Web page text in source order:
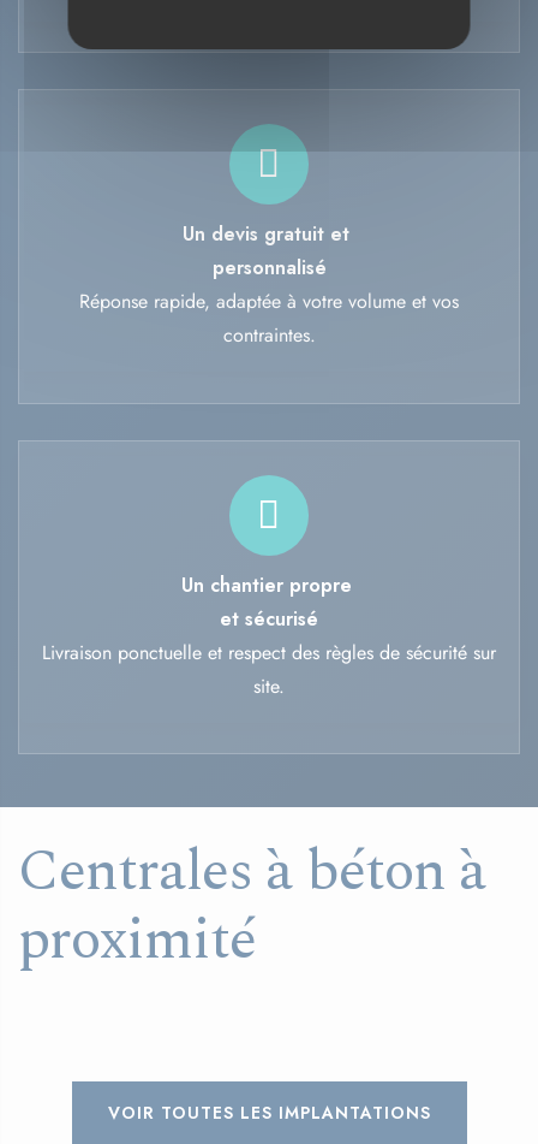
Un devis gratuit et
personnalisé
Réponse rapide, adaptée à votre volume et vos
contraintes.
Un chantier propre
et sécurisé
Livraison ponctuelle et respect des règles de sécurité sur
site.
Centrales à béton à
proximité
VOIR TOUTES LES IMPLANTATIONS